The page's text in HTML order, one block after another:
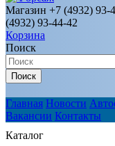
Магазин +7 (4932) 93-
(4932) 93-44-42
Корзина
Поиск
Поиск
Главная Новости
Вакансии Контакты
Каталог